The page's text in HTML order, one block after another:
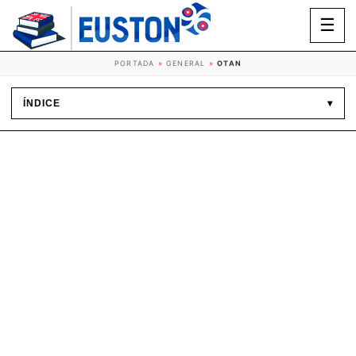
☰
PORTADA »GENERAL »OTAN
ÍNDICE ▾